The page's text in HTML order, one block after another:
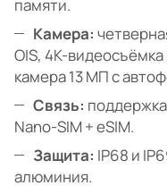
памяти.
Камера:
OIS, 4K-
камера 13 МП с
Связь: поддержка
Nano-SIM + eSIM.
Защита: IP68 и
алюминия.